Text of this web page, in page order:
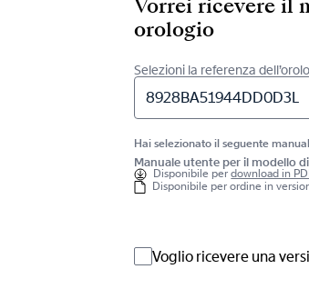
Vorrei ricevere il
orologio
Selezioni la referenza
8928BA51944DD0D3L
Hai selezionato il seguente
Manuale utente per il modello
Disponibile perdownload in
Disponibile per ordine in
Voglio ricevere una